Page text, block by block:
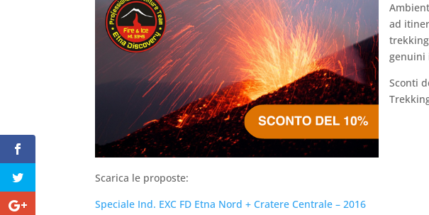
ad
genuini
Sconti
Scarica le proposte:
Speciale Ind. EXC FD Etna Nord + Cratere Centrale – 2016